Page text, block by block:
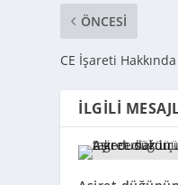
ÖNCESI
CE İşareti
İLGILI